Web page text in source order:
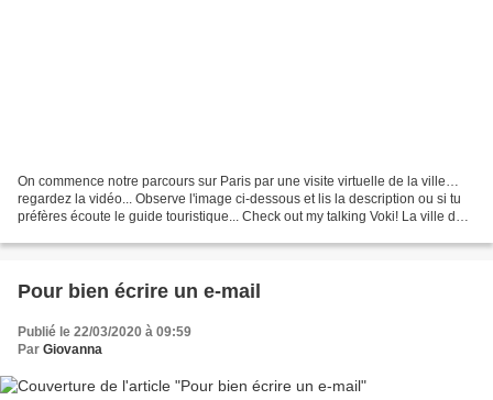
On commence notre parcours sur Paris par une visite virtuelle de la ville…
regardez la vidéo... Observe l'image ci-dessous et lis la description ou si tu
préfères écoute le guide touristique... Check out my talking Voki! La ville de
Pour bien écrire un e-mail
Publié le 22/03/2020 à 09:59
Par Giovanna